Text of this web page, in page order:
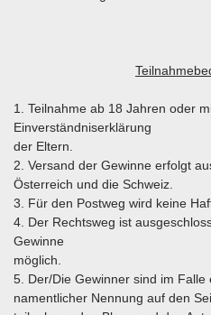
1. Teilnahme ab 18 Jahren oder
Einverständniserklärung
der Eltern.
2. Versand der Gewinne erfolgt
Österreich und die Schweiz.
3. Für den Postweg wird keine
4. Der Rechtsweg ist
Gewinne
möglich.
5. Der/Die Gewinner sind im Falle
namentlicher Nennung auf den